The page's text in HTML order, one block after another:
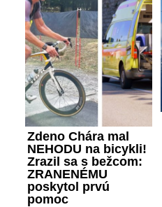
Zdeno Chára mal
NEHODU na bicykli!
Zrazil sa s bežcom:
ZRANENÉMU
poskytol prvú
pomoc